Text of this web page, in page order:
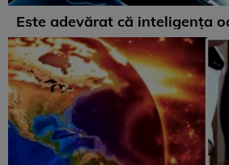
Este adevărat că inteligența